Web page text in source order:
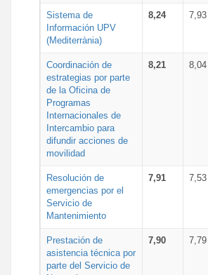
Sistema de
Información UPV
(Mediterrània)
8,24 7,93
Coordinación de
estrategias por parte
de la Oficina de
Programas
Internacionales de
Intercambio para
difundir acciones de
movilidad
8,21 8,04
Resolución de
emergencias por el
Servicio de
Mantenimiento
7,91 7,53
Prestación de
asistencia técnica por
parte del Servicio de
7,90 7,79